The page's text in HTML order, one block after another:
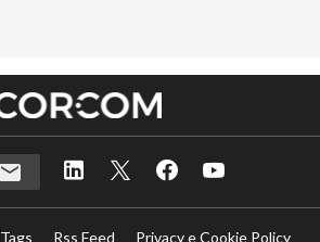
Tags Rss Feed
Privacy e Cookie Policy